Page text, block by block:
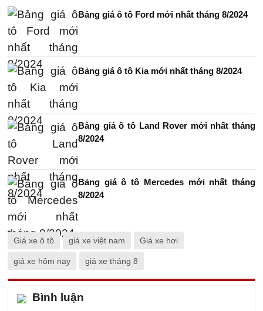
Bảng giá ô tô Ford mới nhất tháng 8/2024
Bảng giá ô tô Kia mới nhất tháng 8/2024
Bảng giá ô tô Land Rover mới nhất tháng
8/2024
Bảng giá ô tô Mercedes mới nhất tháng
8/2024
Giá xe ô tô giá xe việt nam Giá xe hơi
giá xe hôm nay giá xe tháng 8
Bình luận